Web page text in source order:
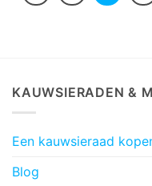
KAUWSIERADEN &
Een kauwsieraad
Blog